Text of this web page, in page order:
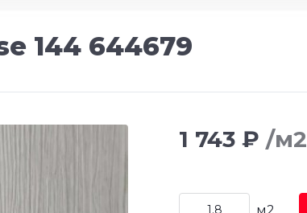
144 644679
1 743 ₽ /м2